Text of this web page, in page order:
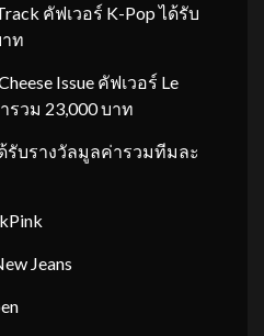
คัฟเวอร์ K-Pop ได้รับ
ท
Issue คัฟเวอร์ Le
รวม 23,000 บาท
รับรางวัลมูลค่ารวมทีมละ
Jeans